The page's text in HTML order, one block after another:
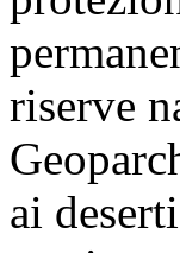
riserve
ai